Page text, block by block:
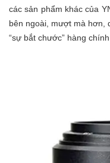
các sản phẩm khác của
bên ngoài, mượt mà hơn,
“sự bắt chước” hàng chính